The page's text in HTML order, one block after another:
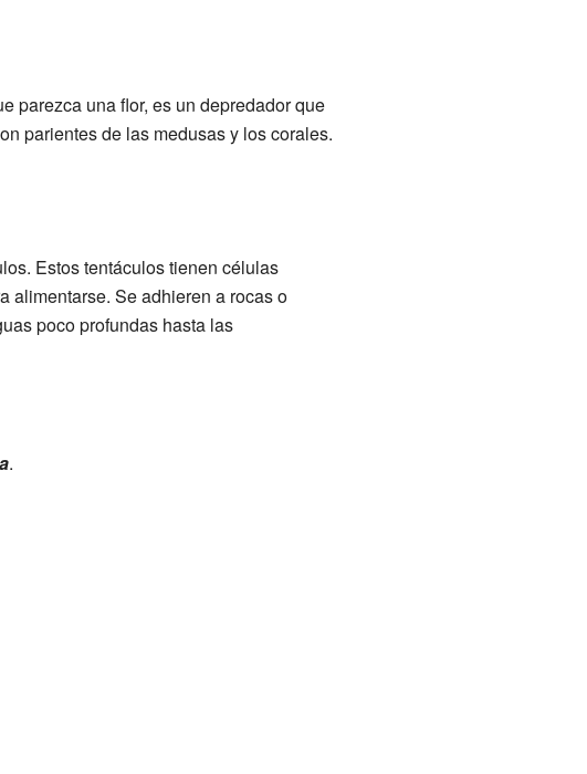
parezca una flor, es un depredador que
parientes de las medusas y los corales.
Estos tentáculos tienen células
alimentarse. Se adhieren a rocas o
poco profundas hasta las
.